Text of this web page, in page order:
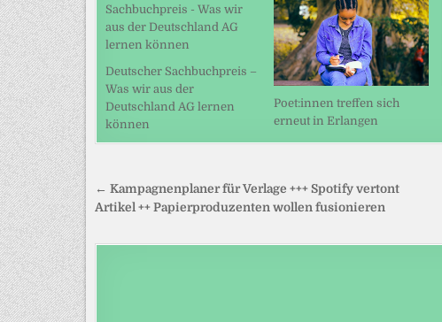
Deutscher Sachbuchpreis –
Was wir aus der
Deutschland AG lernen
können
Poet:innen treffen sich
erneut in Erlangen
Beitragsnavigation
← Kampagnenplaner für Verlage +++ Spotify vertont
Artikel ++ Papierproduzenten wollen fusionieren